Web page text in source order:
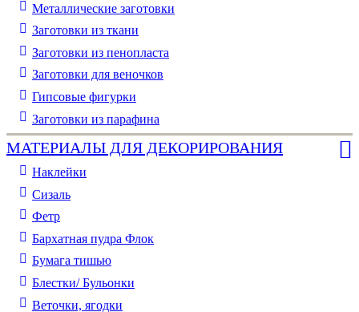
Металлические заготовки
Заготовки из ткани
Заготовки из пенопласта
Заготовки для веночков
Гипсовые фигурки
Заготовки из парафина
МАТЕРИАЛЫ ДЛЯ ДЕКОРИРОВАНИЯ
Наклейки
Сизаль
Фетр
Бархатная пудра Флок
Бумага тишью
Блестки/ Бульонки
Веточки, ягодки